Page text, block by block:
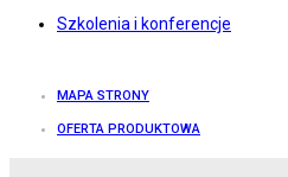
Szkolenia i konferencje
MAPA STRONY
OFERTA PRODUKTOWA